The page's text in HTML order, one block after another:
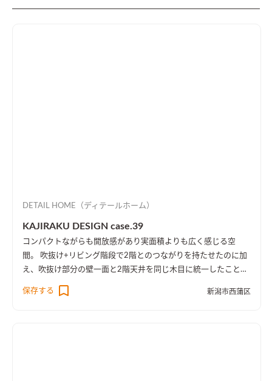
DETAIL HOME（ディテールホーム）
KAJIRAKU DESIGN case.39
コンパクトながらも開放感があり実面積よりも広く感じる空
間。 吹抜け+リビング階段で2階とのつながりを持たせたのに加
え、吹抜け部分の壁一面と2階天井を同じ木目に統一したことに
より、1階・2階の一体感を演出しました。 趣味のピアノ室は、
楽譜を整理する本棚を壁一面に設け、屋外への防音効果も担って
保存する 新潟市西蒲区